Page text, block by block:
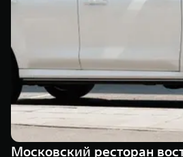
TANK 500
TANK Финансы
Корпоративным клиентам
TANK ФИНАНСЫ
TANK Кредит
TANK Лизинг
TANK Страхование
Сервис
Специальные предложения
Моторные масла
ЦИФРОВЫЕ СЕРВИСЫ TANK
Цифровые сервисы TANK
Подписки
Московский ресторан